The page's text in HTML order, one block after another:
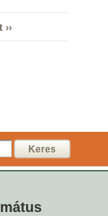
››
Keres